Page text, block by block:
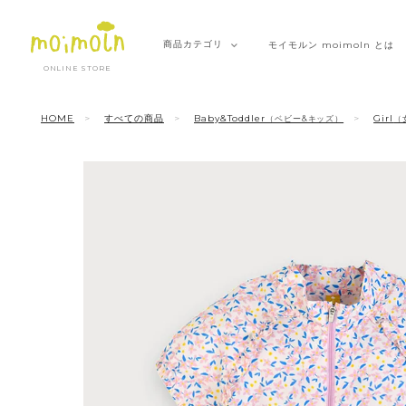
ONLINE STORE
商品カテゴリ モイモルン moimoln とは
HOME すべての商品 Baby&Toddler （ベビー&キッズ） Girl